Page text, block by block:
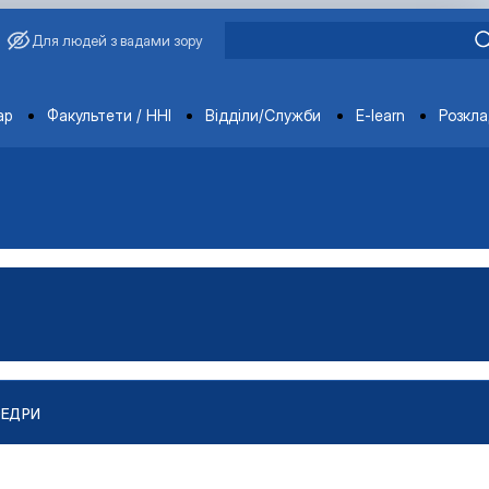
Для людей з вадами зору
Факультети / ННІ Відділи/Служби E-learn